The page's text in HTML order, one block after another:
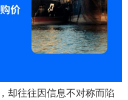
却往往因信息不对称而陷